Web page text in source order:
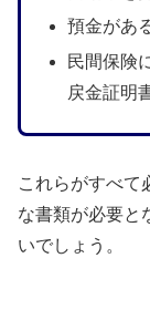
預金があ
民間保険
戻金証明
これらがすべて
な書類が必要と
いでしょう。